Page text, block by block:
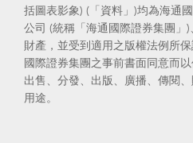
環境、社會及企業管治 國泰海通
括圖表影象) (「資料」)均為海通
公司 (統稱「海通國際證券集團」
財產，並受到適用之版權法例所
國際證券集團之事前書面同意而
出售、分發、出版、廣播、傳閱
用途。